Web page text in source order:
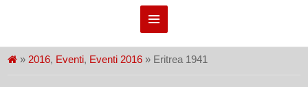
» 2016, Eventi, Eventi 2016 » Eritrea 1941